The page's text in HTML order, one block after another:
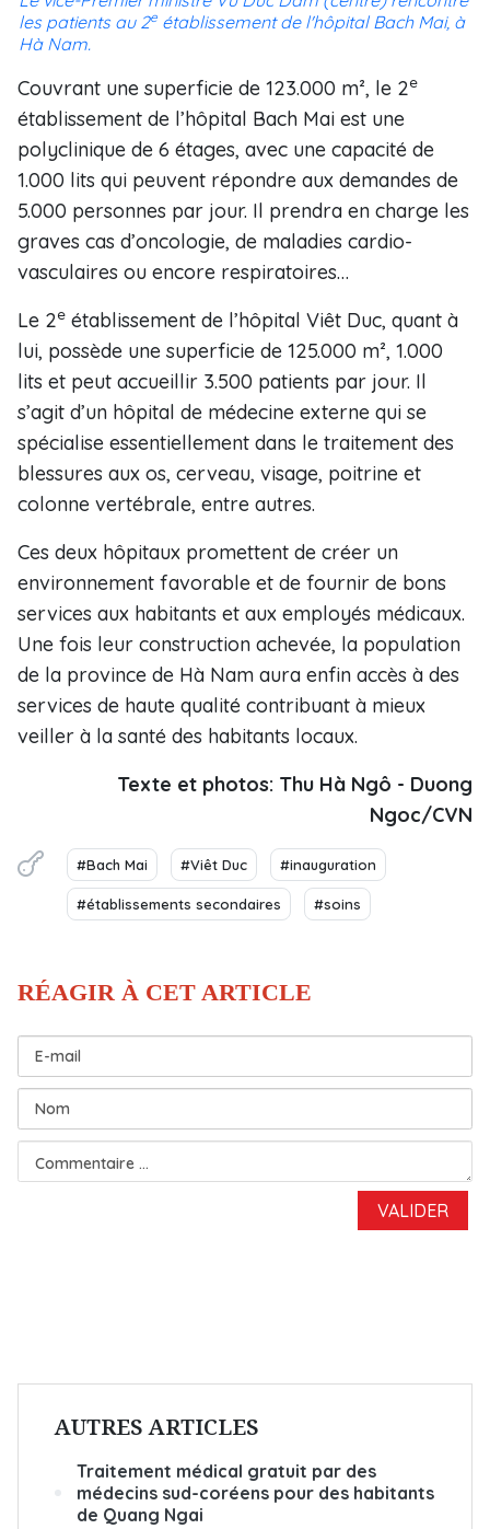
les patients au 2e établissement de l'hôpital Bach Mai, à
Hà Nam.
Couvrant une superficie de 123.000 m², le 2e
établissement de l’hôpital Bach Mai est une
polyclinique de 6 étages, avec une capacité de
1.000 lits qui peuvent répondre aux demandes de
5.000 personnes par jour. Il prendra en charge les
graves cas d’oncologie, de maladies cardio-
vasculaires ou encore respiratoires…
Le 2e établissement de l’hôpital Viêt Duc, quant à
lui, possède une superficie de 125.000 m², 1.000
lits et peut accueillir 3.500 patients par jour. Il
s’agit d’un hôpital de médecine externe qui se
spécialise essentiellement dans le traitement des
blessures aux os, cerveau, visage, poitrine et
colonne vertébrale, entre autres.
Ces deux hôpitaux promettent de créer un
environnement favorable et de fournir de bons
services aux habitants et aux employés médicaux.
Une fois leur construction achevée, la population
de la province de Hà Nam aura enfin accès à des
services de haute qualité contribuant à mieux
veiller à la santé des habitants locaux.
Texte et photos: Thu Hà Ngô - Duong
Ngoc/CVN
#Bach Mai #Viêt Duc #inauguration
#établissements secondaires #soins
AUTRES ARTICLES
Traitement médical gratuit par des
médecins sud-coréens pour des habitants
de Quang Ngai